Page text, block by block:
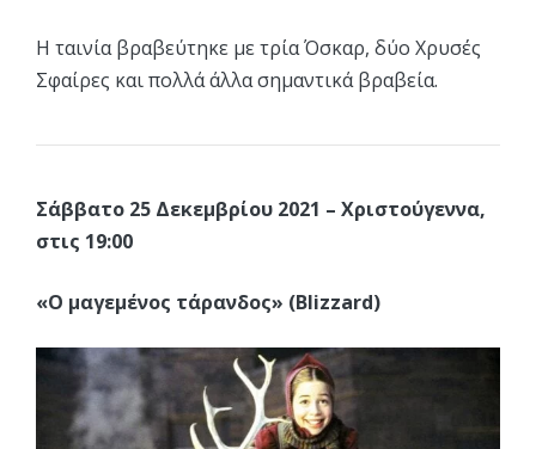
Η ταινία βραβεύτηκε με τρία Όσκαρ, δύο Χρυσές
Σφαίρες και πολλά άλλα σημαντικά βραβεία.
Σάββατο 25 Δεκεμβρίου 2021 – Χριστούγεννα,
στις 19:00
«Ο μαγεμένος τάρανδος» (Blizzard)